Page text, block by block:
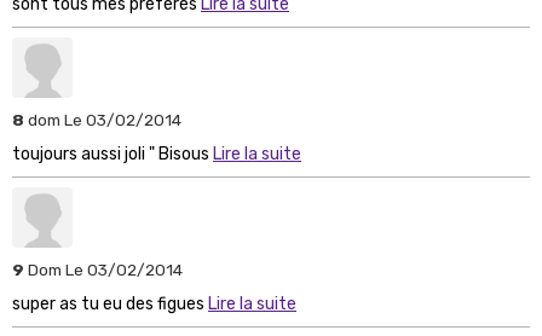
8 dom Le 03/02/2014
toujours aussi joli " Bisous Lire la suite
9 Dom Le 03/02/2014
super as tu eu des figues Lire la suite